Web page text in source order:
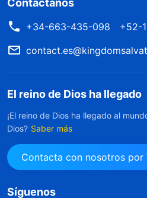
+34-663-435-098
+52-
El reino de Dios ha llegado
¡El reino de Dios ha llegado al
Dios? Saber más
Contacta con nosotros por
Síguenos